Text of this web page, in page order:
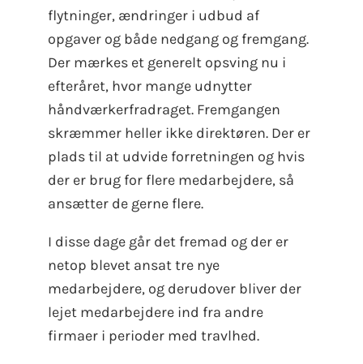
flytninger, ændringer i udbud af
opgaver og både nedgang og fremgang.
Der mærkes et generelt opsving nu i
efteråret, hvor mange udnytter
håndværkerfradraget. Fremgangen
skræmmer heller ikke direktøren. Der er
plads til at udvide forretningen og hvis
der er brug for flere medarbejdere, så
ansætter de gerne flere.
I disse dage går det fremad og der er
netop blevet ansat tre nye
medarbejdere, og derudover bliver der
lejet medarbejdere ind fra andre
firmaer i perioder med travlhed.